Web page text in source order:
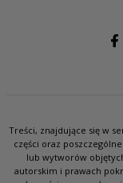
Treści, znajdujące się w
części oraz
lub wytworów
autorskim i prawach